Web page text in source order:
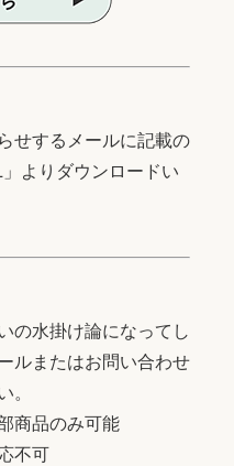
せするメールに記載の
よりダウンロードい
の水掛け論になってし
ルまたはお問い合わせ
。
商品のみ可能
不可